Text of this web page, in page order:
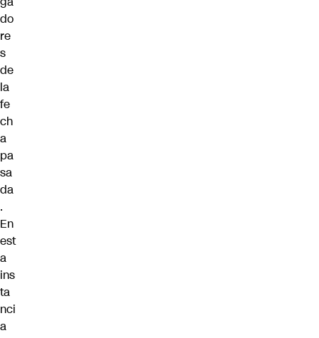
do
re
s
de
la
fe
ch
a
pa
sa
da
.
En
est
a
ins
ta
nci
a